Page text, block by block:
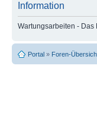
Information
Wartungsarbeiten - Das
Portal » Foren-